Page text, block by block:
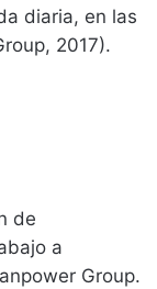
diaria, en las
2017).
de
a
Group.